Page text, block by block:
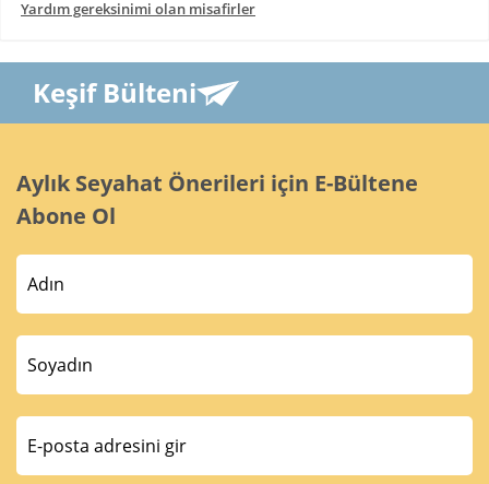
Yardım gereksinimi olan misafirler
Keşif Bülteni
Aylık Seyahat Önerileri için E-Bültene
Abone Ol